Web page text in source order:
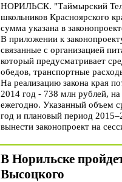
НОРИЛЬСК. "Таймырский
школьников Красноярского
сумма указана в
В приложении к
связанные с организацией
который предусматривает
обедов, транспортные
На реализацию закона края
2014 год - 738 млн рублей,
ежегодно. Указанный объем
год и плановый период
вынести законопроект на
В Норильске
Высоцкого